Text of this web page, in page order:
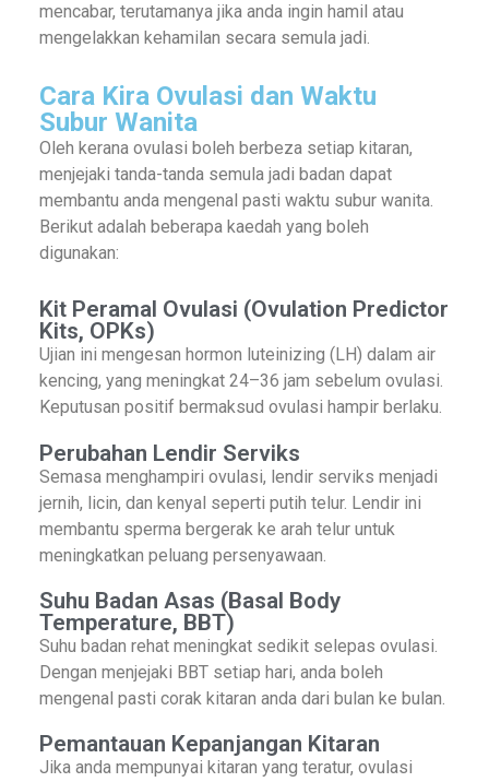
mencabar, terutamanya jika anda ingin hamil atau
mengelakkan kehamilan secara semula jadi.
Cara Kira Ovulasi dan Waktu
Subur Wanita
Oleh kerana ovulasi boleh berbeza setiap kitaran,
menjejaki tanda-tanda semula jadi badan dapat
membantu anda mengenal pasti waktu subur wanita.
Berikut adalah beberapa kaedah yang boleh
digunakan:
Kit Peramal Ovulasi (Ovulation Predictor
Kits, OPKs)
Ujian ini mengesan hormon luteinizing (LH) dalam air
kencing, yang meningkat 24–36 jam sebelum ovulasi.
Keputusan positif bermaksud ovulasi hampir berlaku.
Perubahan Lendir Serviks
Semasa menghampiri ovulasi, lendir serviks menjadi
jernih, licin, dan kenyal seperti putih telur. Lendir ini
membantu sperma bergerak ke arah telur untuk
meningkatkan peluang persenyawaan.
Suhu Badan Asas (Basal Body
Temperature, BBT)
Suhu badan rehat meningkat sedikit selepas ovulasi.
Dengan menjejaki BBT setiap hari, anda boleh
mengenal pasti corak kitaran anda dari bulan ke bulan.
Pemantauan Kepanjangan Kitaran
Jika anda mempunyai kitaran yang teratur, ovulasi